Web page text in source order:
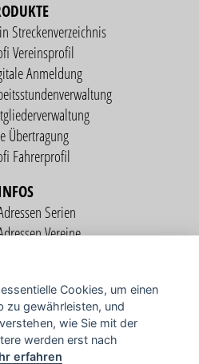
Streckenverzeichnis
Vereinsprofil
Anmeldung
Übertragung
Fahrerprofil
Serien
Vereine
Cookies, um einen
zu gewährleisten, und
wie Sie mit der
werden erst nach
erfahren